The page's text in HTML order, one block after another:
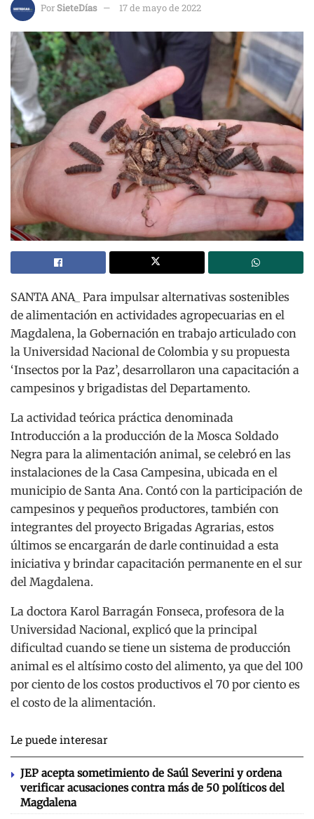
PorSieteDías 17 de mayo de 2022
SANTA ANA_ Para impulsar alternativas sostenibles
de alimentación en actividades agropecuarias en el
Magdalena, la Gobernación en trabajo articulado con
la Universidad Nacional de Colombia y su propuesta
‘Insectos por la Paz’, desarrollaron una capacitación a
campesinos y brigadistas del Departamento.
La actividad teórica práctica denominada
Introducción a la producción de la Mosca Soldado
Negra para la alimentación animal, se celebró en las
instalaciones de la Casa Campesina, ubicada en el
municipio de Santa Ana. Contó con la participación de
campesinos y pequeños productores, también con
integrantes del proyecto Brigadas Agrarias, estos
últimos se encargarán de darle continuidad a esta
iniciativa y brindar capacitación permanente en el sur
del Magdalena.
La doctora Karol Barragán Fonseca, profesora de la
Universidad Nacional, explicó que la principal
dificultad cuando se tiene un sistema de producción
animal es el altísimo costo del alimento, ya que del 100
por ciento de los costos productivos el 70 por ciento es
el costo de la alimentación.
Le puede interesar
JEP acepta sometimiento de Saúl Severini y ordena
verificar acusaciones contra más de 50 políticos del
Magdalena